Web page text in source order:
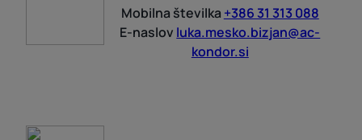
Mobilna številka +386 31 313 088
E-naslov luka.mesko.bizjan@ac-
kondor.si